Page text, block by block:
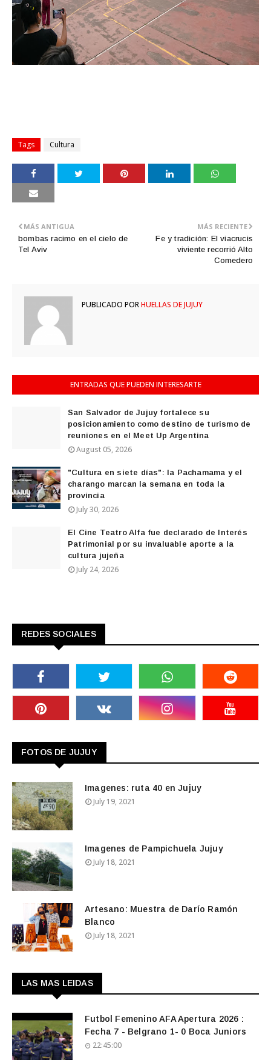
Tags Cultura
MÁS RECIENTE
Fe y tradición: El viacrucis
viviente recorrió Alto
Comedero
MÁS ANTIGUA
bombas racimo en el cielo de
Tel Aviv
PUBLICADO PORHUELLAS DE JUJUY
ENTRADAS QUE PUEDEN INTERESARTE
San Salvador de Jujuy fortalece su
posicionamiento como destino de turismo de
reuniones en el Meet Up Argentina
August 05, 2026
"Cultura en siete días": la Pachamama y el
charango marcan la semana en toda la
provincia
July 30, 2026
El Cine Teatro Alfa fue declarado de Interés
Patrimonial por su invaluable aporte a la
cultura jujeña
July 24, 2026
REDES SOCIALES
FOTOS DE JUJUY
Imagenes: ruta 40 en Jujuy
July 19, 2021
Imagenes de Pampichuela Jujuy
July 18, 2021
Artesano: Muestra de Darío Ramón
Blanco
July 18, 2021
LAS MAS LEIDAS
Futbol Femenino AFA Apertura 2026 :
Fecha 7 - Belgrano 1- 0 Boca Juniors
22:45:00